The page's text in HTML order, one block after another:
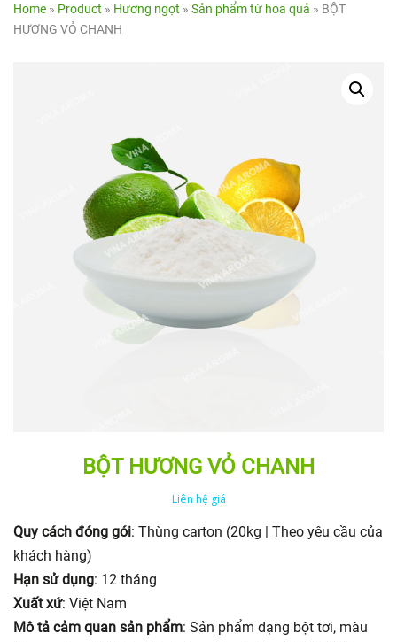
Home » Product » Hương ngọt » Sản phẩm từ hoa quả » BỘT
HƯƠNG VỎ CHANH
BỘT HƯƠNG VỎ CHANH
Liên hệ giá
Quy cách đóng gói: Thùng carton (20kg | Theo yêu cầu của
khách hàng)
Hạn sử dụng: 12 tháng
Xuất xứ: Việt Nam
Mô tả cảm quan sản phẩm: Sản phẩm dạng bột tơi, màu